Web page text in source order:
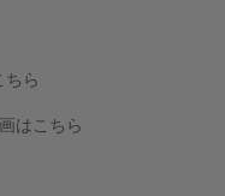
ちら
はこちら